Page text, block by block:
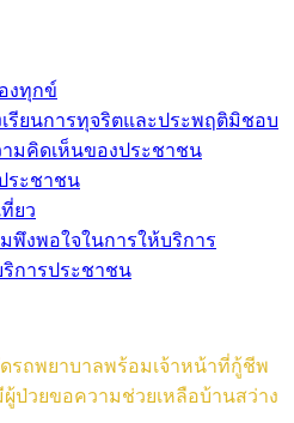
งทุกข์
เรียนการทุจริตและประพฤติมิชอบ
มคิดเห็นของประชาชน
ระชาชน
ยว
พึงพอใจในการให้บริการ
การประชาชน
รถพยาบาลพร้อมเจ้าหน้าที่กู้ชีพ
ผู้ป่วยขอความช่วยเหลือบ้านสว่าง